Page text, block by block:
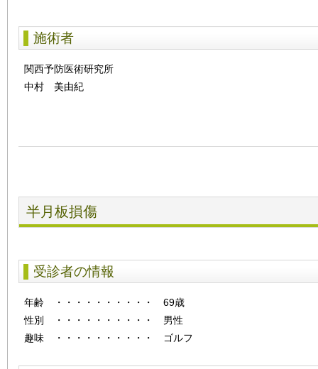
施術者
関西予防医術研究所
中村 美由紀
半月板損傷
受診者の情報
年齢 ・・・・・・・・・・
69歳
性別
・・・・・・・・・・
男性
趣味 ・・・・・・・・・・ ゴルフ